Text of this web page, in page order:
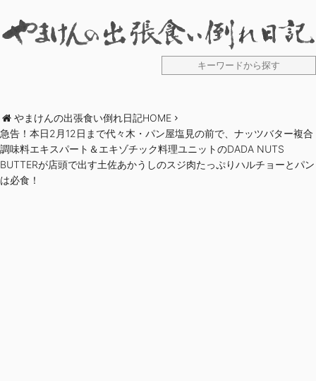
やまけんの出張食い倒れ日記HOME
急告！本日2月12日まで代々木・パン屋塩見の前で、ナッツバター複合
調味料エキスパート＆エキゾチック料理ユニットのDADA NUTS
BUTTERが店頭で出す土佐あかうしのスジ肉たっぷりハルチョーとパン
は必食！